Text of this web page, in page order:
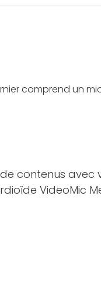
comprend un
contenus avec
VideoMic